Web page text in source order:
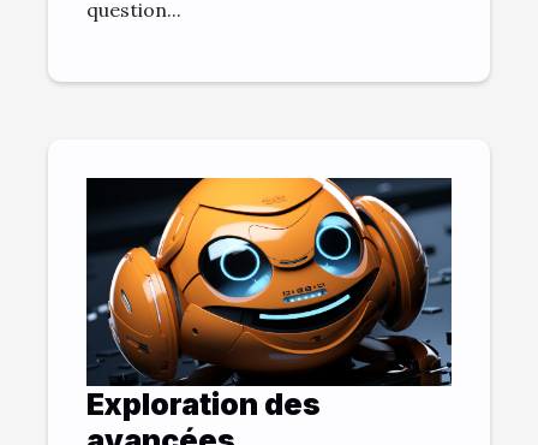
question...
Exploration des